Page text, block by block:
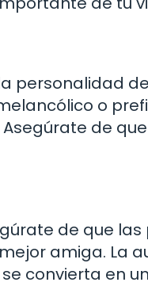
personalidad
o
de
de que
amiga. La
convierta en